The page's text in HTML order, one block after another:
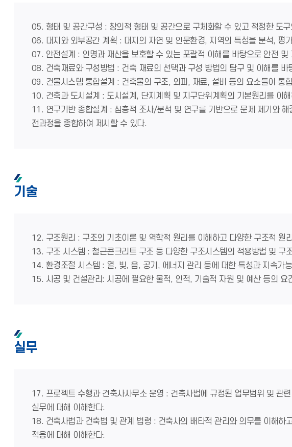
05. 형태 및 공간구성 : 창의적 형태 및 공간으로 구체화할 수 있고 적정한 도
06. 대지와 외부공간 계획 : 대지의 자연 및 인문환경, 지역의 특성을 분석, 평
07. 안전설계 : 인명과 재산을 보호할 수 있는 포괄적 이해를 바탕으로 안전 및
08. 건축재료와 구성방법 : 건축 재료의 선택과 구성 방법의 탐구 및 이해를 바
09. 건물시스템 통합설계 : 건축물의 구조, 외피, 재료, 설비 등의 요소들이 통
10. 건축과 도시설계 : 도시설계, 단지계획 및 지구단위계획의 기본원리를 이
11. 연구기반 종합설계 : 심층적 조사/분석 및 연구를 기반으로 문제 제기와
전과정을 종합하여 제시할 수 있다.
기술
12. 구조원리 : 구조의 기초이론 및 역학적 원리를 이해하고 다양한 구조적 원
13. 구조 시스템 : 철근콘크리트 구조 등 다양한 구조시스템의 적용방법 및 구
14. 환경조절 시스템 : 열, 빛, 음, 공기, 에너지 관리 등에 대한 특성과 지속가
15. 시공 및 건설관리: 시공에 필요한 물적, 인적, 기술적 자원 및 예산 등의
실무
17. 프로젝트 수행과 건축사사무소 운영 : 건축사법에 규정된 업무범위 및 관
실무에 대해 이해한다.
18. 건축사법과 건축법 및 관계 법령 : 건축사의 배타적 관리와 의무를 이해
적용에 대해 이해한다.